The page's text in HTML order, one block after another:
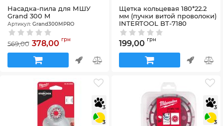
Насадка-пила для МШУ
Grand 300 M
Артикул: Grand300MPRO
569,00 378,00 грн
Щетка кольцевая 180*22.2
мм (пучки витой проволоки)
INTERTOOL BT-7180
Артикул:BT-7180
199,00 грн
3
3
3
3